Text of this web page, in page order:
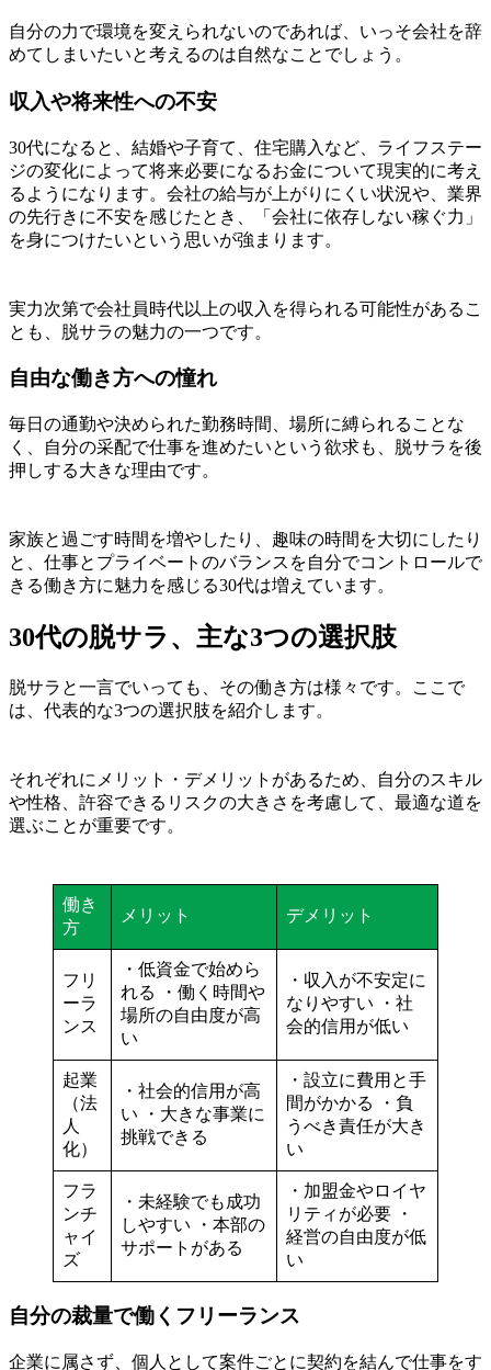
自分の力で環境を変えられないのであれば、いっそ会社を辞
めてしまいたいと考えるのは自然なことでしょう。
収入や将来性への不安
30代になると、結婚や子育て、住宅購入など、ライフステー
ジの変化によって将来必要になるお金について現実的に考え
るようになります。会社の給与が上がりにくい状況や、業界
の先行きに不安を感じたとき、「会社に依存しない稼ぐ力」
を身につけたいという思いが強まります。
実力次第で会社員時代以上の収入を得られる可能性があるこ
とも、脱サラの魅力の一つです。
自由な働き方への憧れ
毎日の通勤や決められた勤務時間、場所に縛られることな
く、自分の采配で仕事を進めたいという欲求も、脱サラを後
押しする大きな理由です。
家族と過ごす時間を増やしたり、趣味の時間を大切にしたり
と、仕事とプライベートのバランスを自分でコントロールで
きる働き方に魅力を感じる30代は増えています。
30代の脱サラ、主な3つの選択肢
脱サラと一言でいっても、その働き方は様々です。ここで
は、代表的な3つの選択肢を紹介します。
それぞれにメリット・デメリットがあるため、自分のスキル
や性格、許容できるリスクの大きさを考慮して、最適な道を
選ぶことが重要です。
働き
方
メリット デメリット
フリ
ーラ
ンス
・低資金で始めら
れる ・働く時間や
場所の自由度が高
い
・収入が不安定に
なりやすい ・社
会的信用が低い
起業
（法
人
化）
・社会的信用が高
い ・大きな事業に
挑戦できる
・設立に費用と手
間がかかる ・負
うべき責任が大き
い
フラ
ンチ
ャイ
ズ
・未経験でも成功
しやすい ・本部の
サポートがある
・加盟金やロイヤ
リティが必要 ・
経営の自由度が低
い
自分の裁量で働くフリーランス
企業に属さず、個人として案件ごとに契約を結んで仕事をす